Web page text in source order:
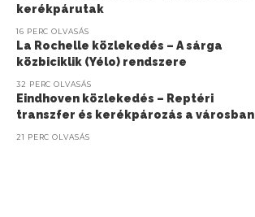
kerékpárutak
16 PERC OLVASÁS
La Rochelle közlekedés – A sárga
közbiciklik (Yélo) rendszere
32 PERC OLVASÁS
Eindhoven közlekedés – Reptéri
transzfer és kerékpározás a városban
21 PERC OLVASÁS